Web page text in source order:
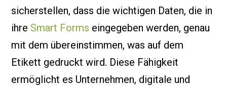
sicherstellen, dass die wichtigen Daten, die in
ihre Smart Forms eingegeben werden, genau
mit dem übereinstimmen, was auf dem
Etikett gedruckt wird. Diese Fähigkeit
ermöglicht es Unternehmen, digitale und